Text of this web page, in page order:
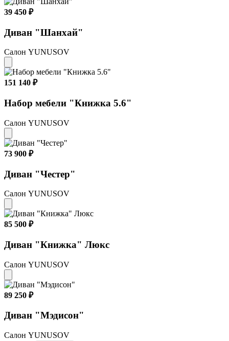
39 450 ₽
Диван "Шанхай"
Салон YUNUSOV
151 140 ₽
Набор мебели "Книжка 5.6"
Салон YUNUSOV
73 900 ₽
Диван "Честер"
Салон YUNUSOV
85 500 ₽
Диван "Книжка" Люкс
Салон YUNUSOV
89 250 ₽
Диван "Мэдисон"
Салон YUNUSOV